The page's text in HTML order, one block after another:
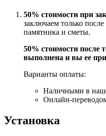
50% стоимости при
заключаем только
памятника и сметы.
50% стоимости после
выполнена и вы ее
Варианты оплаты:
Наличными в
Онлайн-
Установка